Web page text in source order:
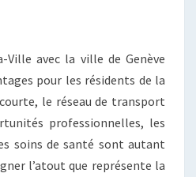
avec la ville de Genève
pour les résidents de la
le réseau de transport
professionnelles, les
soins de santé sont autant
l’atout que représente la